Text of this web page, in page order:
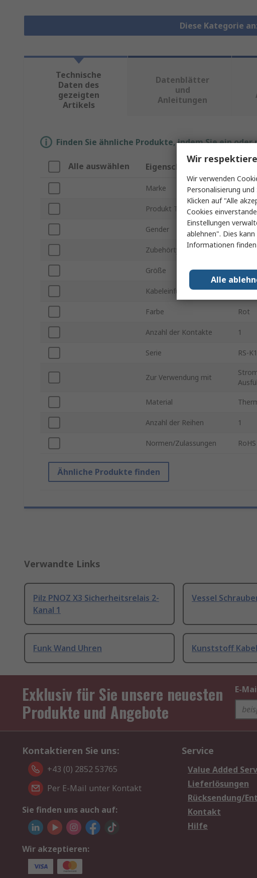
Diese Kategorie
Technische
Daten des
gezeigten
Artikels
Datenblätter
und
Anleitungen
Finden Sie ähnliche Produkte, indem Sie ein
Alle auswählen Eigenschaft
Marke
Produkt Typ
Gender
Zubehörtyp
Größe 10B
Kabeleinführungswinkel Oben
Farbe Rot
Anzahl der Kontakte 1
Serie RS-
Zur Verwendung mit
Material
Anzahl der Reihen 1
Normen/Zulassungen RoHS
Ähnliche Produkte finden
Verwandte Links
Pilz PNOZ X3 Sicherheitsrelais 2-
Kanal 1
Vessel
Funk Wand Uhren Kunststoff
Exklusiv für Sie unsere neuesten
Produkte und Angebote
E-
Kontaktieren Sie uns:
+43 (0) 2852 53765
Per E-Mail unter Kontakt
Sie finden uns auch auf:
Wir akzeptieren:
Service
Value Added
Lieferlösungen
Rücksendung/
Kontakt
Hilfe
Wir
Wir verwenden
Personalisierung
Klicken auf "Alle
Cookies
Einstellungen
ablehnen". Dies
Informationen
Alle